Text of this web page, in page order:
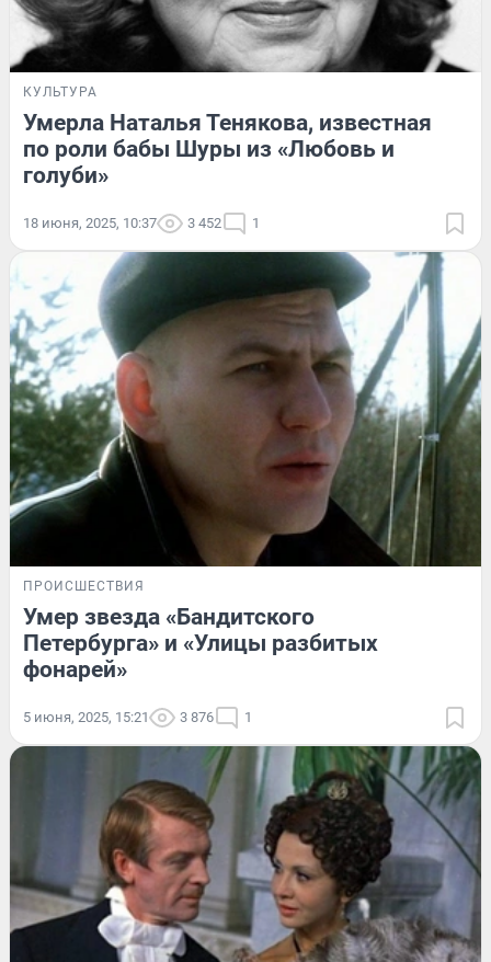
КУЛЬТУРА
Умерла Наталья Тенякова, известная
по роли бабы Шуры из «Любовь и
голуби»
18 июня, 2025, 10:37 3 452 1
ПРОИСШЕСТВИЯ
Умер звезда «Бандитского
Петербурга» и «Улицы разбитых
фонарей»
5 июня, 2025, 15:21 3 876 1